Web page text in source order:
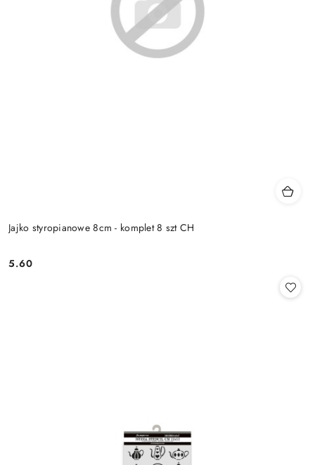
Jajko styropianowe 8cm - komplet 8 szt CH
Cena:
5.60